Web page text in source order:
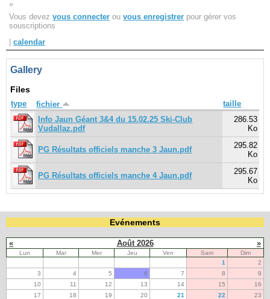
recherche
site map
messages récents
Mot de passe:
Créer un nouveau compte
Demander un nouveau mot de passe
»
Vous devez vous connecter ou vous enregistrer pour gérer vos
souscriptions
| calendar
Gallery
Files
type fichier
taille
Info Jaun Géant 3&4 du 15.02.25 Ski-Club
Vudallaz.pdf
286.53
Ko
PG Résultats officiels manche 3 Jaun.pdf
295.82
Ko
PG Résultats officiels manche 4 Jaun.pdf
295.67
Ko
Evénements
« Août 2026 »
Lun Mar Mer Jeu Ven Sam
Dim
1
2
3
4 5 6 7 8
9
10
11 12 13 14 15
16
17
18 19 20 21 22
23